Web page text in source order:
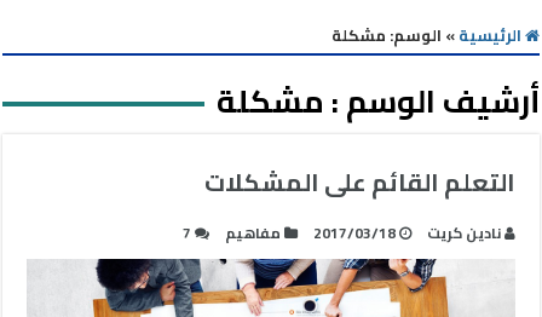
الرئيسية» الوسم: مشكلة
أرشيف الوسم :مشكلة
التعلم القائم على المشكلات
نادين كريت 2017/03/18 مفاهيم 7